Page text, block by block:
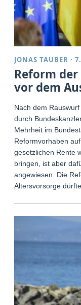
JONAS TAUBER ·
Reform
vor dem
Nach dem
durch
Mehrheit im
Reformvorhaben
gesetzlichen Rente
bringen, ist aber
angewiesen. Die
Altersvorsorge